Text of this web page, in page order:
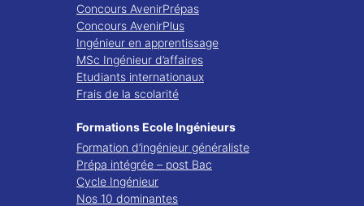
Concours AvenirPrépas
Concours AvenirPlus
Ingénieur en apprentissage
MSc Ingénieur d’affaires
Etudiants internationaux
Frais de la scolarité
Formations Ecole Ingénieurs
Formation d’ingénieur généraliste
Prépa intégrée – post Bac
Cycle Ingénieur
Nos 10 dominantes